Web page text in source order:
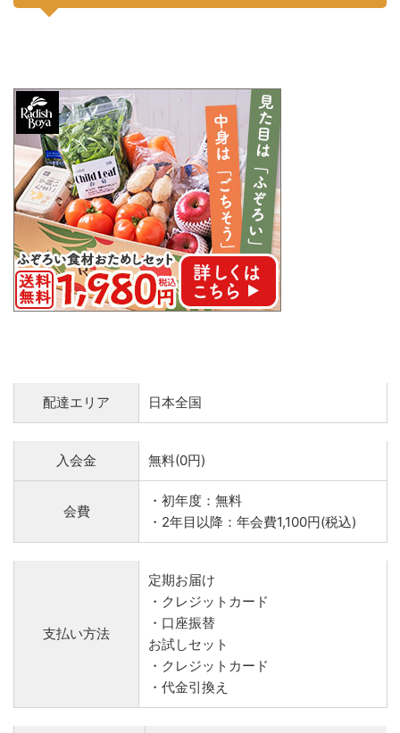
配達エリア 日本全国
入会金 無料(0円)
会費
・初年度：無料
・2年目以降：年会費1,100円(税込)
支払い方法
定期お届け
・クレジットカード
・口座振替
お試しセット
・クレジットカード
・代金引換え